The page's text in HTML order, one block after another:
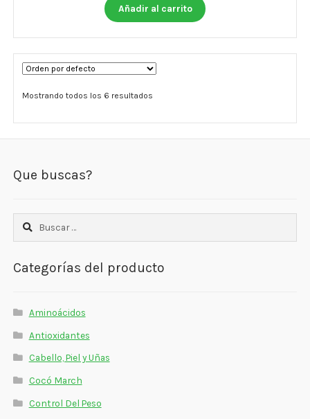
Añadir al carrito
Mostrando todos los 6 resultados
Que buscas?
Buscar:
Categorías del producto
Aminoácidos
Antioxidantes
Cabello, Piel y Uñas
Cocó March
Control Del Peso